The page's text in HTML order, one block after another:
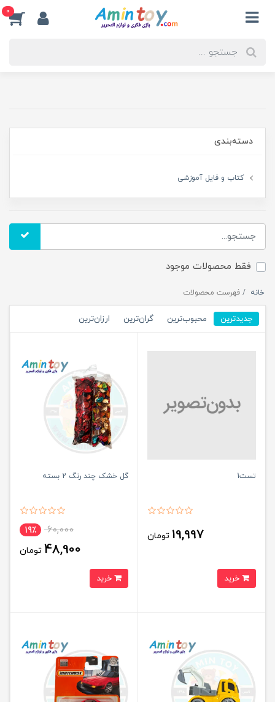
0
دسته‌بندی
کتاب و فایل آموزشی
فقط محصولات موجود
خانه فهرست محصولات
جدیدترین محبوب‌ترین گران‌ترین ارزان‌ترین
تست1
19,997 تومان
گل خشک چند رنگ 2 بسته
60,000 19٪
48,900 تومان